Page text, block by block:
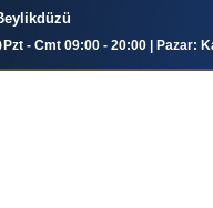
Pzt - Cmt 09:00 - 20:00 | Pazar: